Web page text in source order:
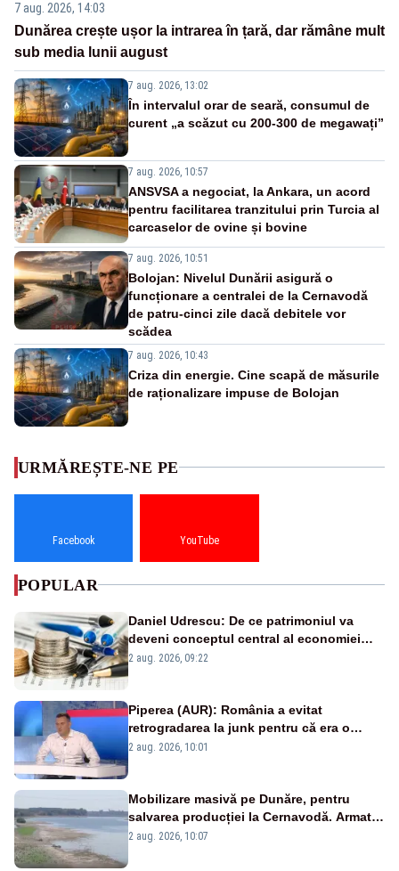
7 aug. 2026, 14:03
Dunărea crește ușor la intrarea în țară, dar rămâne mult
sub media lunii august
7 aug. 2026, 13:02
În intervalul orar de seară, consumul de
curent „a scăzut cu 200-300 de megawați”
7 aug. 2026, 10:57
ANSVSA a negociat, la Ankara, un acord
pentru facilitarea tranzitului prin Turcia al
carcaselor de ovine și bovine
7 aug. 2026, 10:51
Bolojan: Nivelul Dunării asigură o
funcționare a centralei de la Cernavodă
de patru-cinci zile dacă debitele vor
scădea
7 aug. 2026, 10:43
Criza din energie. Cine scapă de măsurile
de raționalizare impuse de Bolojan
URMĂREȘTE-NE PE
Facebook YouTube
POPULAR
Daniel Udrescu: De ce patrimoniul va
deveni conceptul central al economiei
viitoare?
2 aug. 2026, 09:22
Piperea (AUR): România a evitat
retrogradarea la junk pentru că era o
catastrofă pentru bănci și fondurile de
2 aug. 2026, 10:01
Mobilizare masivă pe Dunăre, pentru
salvarea producției la Cernavodă. Armata
va detona o stâncă și va devia apa
2 aug. 2026, 10:07